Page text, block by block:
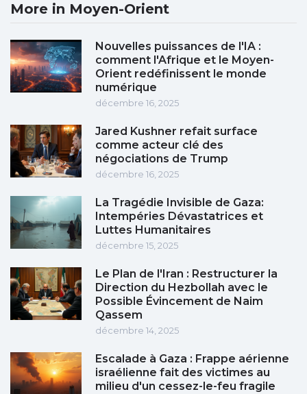
More in Moyen-Orient
Nouvelles puissances de l'IA :
comment l'Afrique et le Moyen-
Orient redéfinissent le monde
numérique
décembre 16, 2025
Jared Kushner refait surface
comme acteur clé des
négociations de Trump
décembre 16, 2025
La Tragédie Invisible de Gaza:
Intempéries Dévastatrices et
Luttes Humanitaires
décembre 15, 2025
Le Plan de l'Iran : Restructurer la
Direction du Hezbollah avec le
Possible Évincement de Naim
Qassem
décembre 14, 2025
Escalade à Gaza : Frappe aérienne
israélienne fait des victimes au
milieu d'un cessez-le-feu fragile